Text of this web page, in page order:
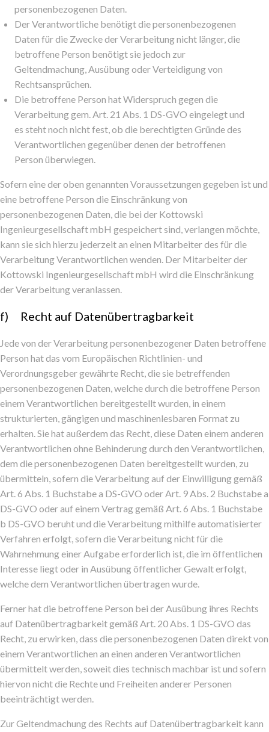
personenbezogenen Daten.
Der Verantwortliche benötigt die personenbezogenen
Daten für die Zwecke der Verarbeitung nicht länger, die
betroffene Person benötigt sie jedoch zur
Geltendmachung, Ausübung oder Verteidigung von
Rechtsansprüchen.
Die betroffene Person hat Widerspruch gegen die
Verarbeitung gem. Art. 21 Abs. 1 DS-GVO eingelegt und
es steht noch nicht fest, ob die berechtigten Gründe des
Verantwortlichen gegenüber denen der betroffenen
Person überwiegen.
Sofern eine der oben genannten Voraussetzungen gegeben ist und
eine betroffene Person die Einschränkung von
personenbezogenen Daten, die bei der Kottowski
Ingenieurgesellschaft mbH gespeichert sind, verlangen möchte,
kann sie sich hierzu jederzeit an einen Mitarbeiter des für die
Verarbeitung Verantwortlichen wenden. Der Mitarbeiter der
Kottowski Ingenieurgesellschaft mbH wird die Einschränkung
der Verarbeitung veranlassen.
f) Recht auf Datenübertragbarkeit
Jede von der Verarbeitung personenbezogener Daten betroffene
Person hat das vom Europäischen Richtlinien- und
Verordnungsgeber gewährte Recht, die sie betreffenden
personenbezogenen Daten, welche durch die betroffene Person
einem Verantwortlichen bereitgestellt wurden, in einem
strukturierten, gängigen und maschinenlesbaren Format zu
erhalten. Sie hat außerdem das Recht, diese Daten einem anderen
Verantwortlichen ohne Behinderung durch den Verantwortlichen,
dem die personenbezogenen Daten bereitgestellt wurden, zu
übermitteln, sofern die Verarbeitung auf der Einwilligung gemäß
Art. 6 Abs. 1 Buchstabe a DS-GVO oder Art. 9 Abs. 2 Buchstabe a
DS-GVO oder auf einem Vertrag gemäß Art. 6 Abs. 1 Buchstabe
b DS-GVO beruht und die Verarbeitung mithilfe automatisierter
Verfahren erfolgt, sofern die Verarbeitung nicht für die
Wahrnehmung einer Aufgabe erforderlich ist, die im öffentlichen
Interesse liegt oder in Ausübung öffentlicher Gewalt erfolgt,
welche dem Verantwortlichen übertragen wurde.
Ferner hat die betroffene Person bei der Ausübung ihres Rechts
auf Datenübertragbarkeit gemäß Art. 20 Abs. 1 DS-GVO das
Recht, zu erwirken, dass die personenbezogenen Daten direkt von
einem Verantwortlichen an einen anderen Verantwortlichen
übermittelt werden, soweit dies technisch machbar ist und sofern
hiervon nicht die Rechte und Freiheiten anderer Personen
beeinträchtigt werden.
Zur Geltendmachung des Rechts auf Datenübertragbarkeit kann